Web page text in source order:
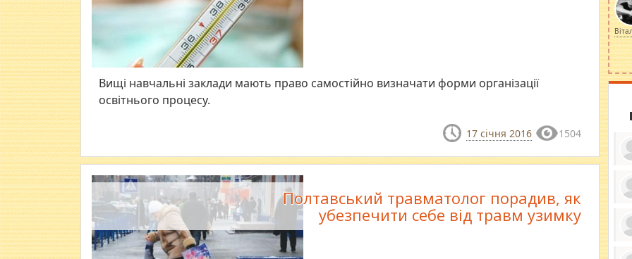
Вищі навчальні заклади мають право самостійно визначати форми організації
освітнього процесу.
17 січня 2016 1504
Полтавський травматолог порадив, як
убезпечити себе від травм узимку